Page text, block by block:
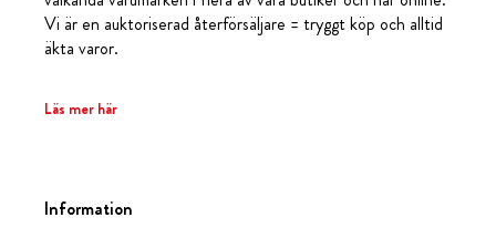
Vi är en auktoriserad återförsäljare = tryggt köp och alltid
äkta varor.
Läs mer här
Information